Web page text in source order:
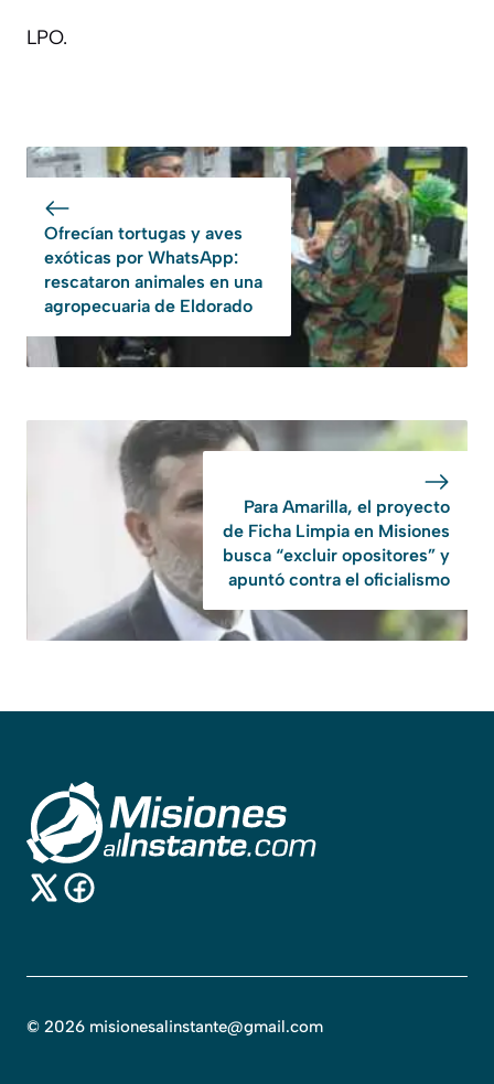
LPO.
Ofrecían tortugas y aves
exóticas por WhatsApp:
rescataron animales en una
agropecuaria de Eldorado
Para Amarilla, el proyecto
de Ficha Limpia en Misiones
busca “excluir opositores” y
apuntó contra el oficialismo
© 2026 misionesalinstante@gmail.com